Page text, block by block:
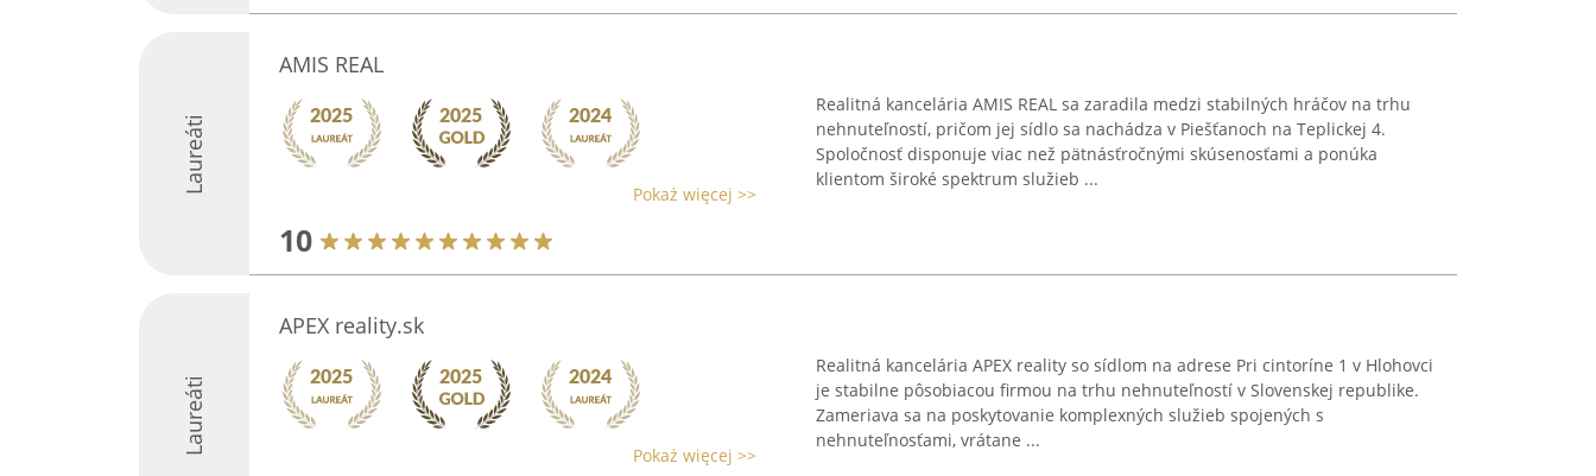
Laureáti
AMIS REAL
Pokaż więcej >>
10
Realitná kancelária AMIS REAL sa zaradila medzi stabilných hráčov na trhu
nehnuteľností, pričom jej sídlo sa nachádza v Piešťanoch na Teplickej 4.
Spoločnosť disponuje viac než pätnásťročnými skúsenosťami a ponúka
klientom široké spektrum služieb ...
Laureáti
APEX reality.sk
Pokaż więcej >>
Realitná kancelária APEX reality so sídlom na adrese Pri cintoríne 1 v Hlohovci
je stabilne pôsobiacou firmou na trhu nehnuteľností v Slovenskej republike.
Zameriava sa na poskytovanie komplexných služieb spojených s
nehnuteľnosťami, vrátane ...